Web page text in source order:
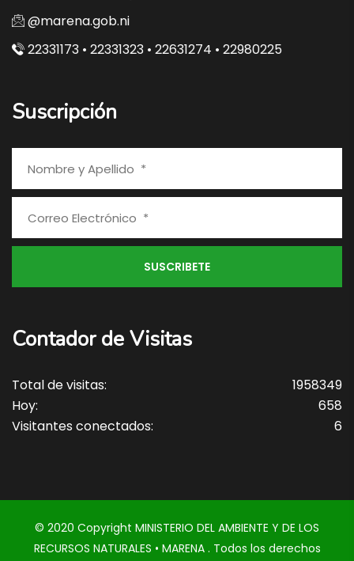
@marena.gob.ni
22331173 • 22331323 • 22631274 • 22980225
Suscripción
Contador de Visitas
1958349
Total de visitas:
658
Hoy:
6
Visitantes conectados:
© 2020 Copyright MINISTERIO DEL AMBIENTE Y DE LOS
RECURSOS NATURALES • MARENA . Todos los derechos